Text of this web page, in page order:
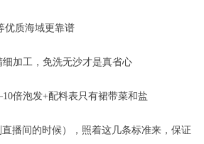
质海域更靠谱
加工，免洗无沙才是真省心
倍泡发+配料表只有裙带菜和盐
播间的时候），照着这几条标准来，保证